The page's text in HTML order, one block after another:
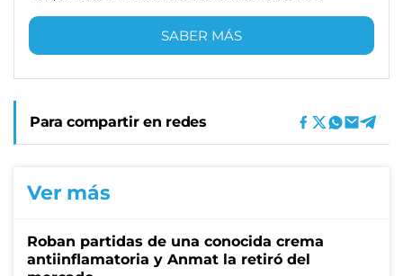
SABER MÁS
Para compartir en redes
Ver más
Roban partidas de una conocida crema
antiinflamatoria y Anmat la retiró del